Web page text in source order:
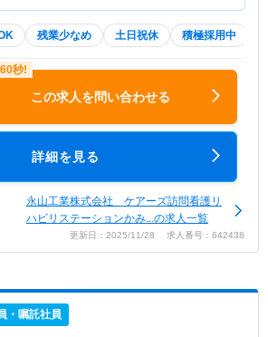
残業少なめ 土日祝休 積極採用中
この求人を問い合わせる
詳細を見る
永山工業株式会社 ケアーズ訪問看護リ
ハビリステーションかみ...の求人一覧
更新日：2025/11/28 求人番号：642438
・嘱託社員